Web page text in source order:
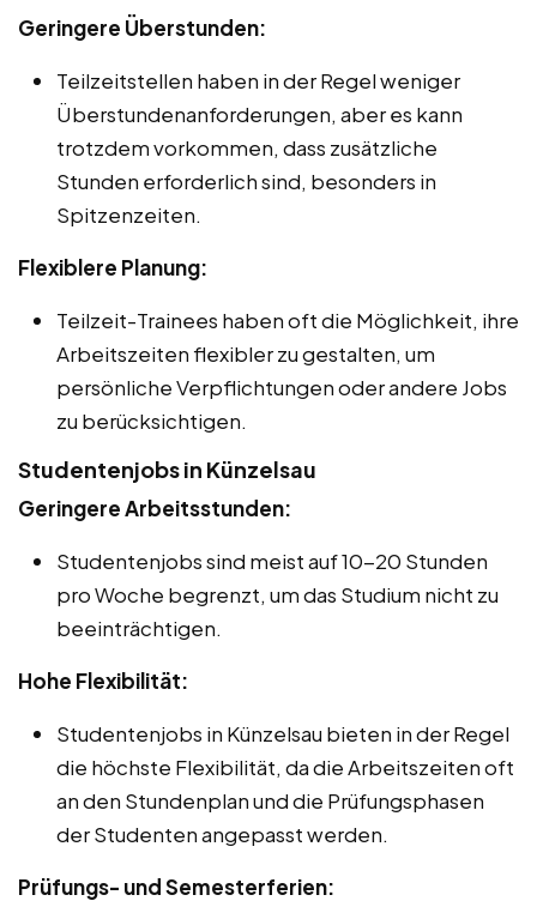
Geringere Überstunden:
Teilzeitstellen haben in der Regel weniger
Überstundenanforderungen, aber es kann
trotzdem vorkommen, dass zusätzliche
Stunden erforderlich sind, besonders in
Spitzenzeiten.
Flexiblere Planung:
Teilzeit-Trainees haben oft die Möglichkeit, ihre
Arbeitszeiten flexibler zu gestalten, um
persönliche Verpflichtungen oder andere Jobs
zu berücksichtigen.
Studentenjobs in Künzelsau
Geringere Arbeitsstunden:
Studentenjobs sind meist auf 10-20 Stunden
pro Woche begrenzt, um das Studium nicht zu
beeinträchtigen.
Hohe Flexibilität:
Studentenjobs in Künzelsau bieten in der Regel
die höchste Flexibilität, da die Arbeitszeiten oft
an den Stundenplan und die Prüfungsphasen
der Studenten angepasst werden.
Prüfungs- und Semesterferien: